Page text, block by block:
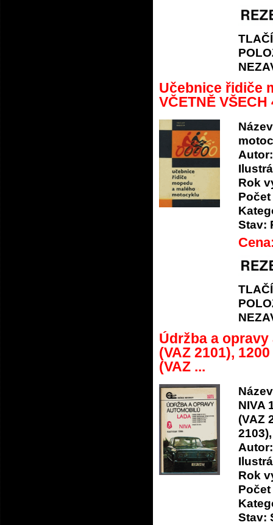
Učebnice řidiče
VČETNĚ VŠECH
Autor:
Rok
Stav:
Údržba a opravy
(VAZ 2101),
(VAZ ...
NIVA
(VAZ
Autor:
Rok
Stav: